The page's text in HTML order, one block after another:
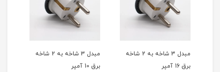
مبدل 3 شاخه به 2 شاخه
برق 16 آمپر
مبدل 3 شاخه به 2 شاخه
برق 10 آمپر